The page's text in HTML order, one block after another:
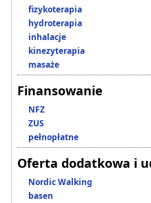
fizykoterapia
hydroterapia
inhalacje
kinezyterapia
masaże
Finansowanie
NFZ
ZUS
pełnopłatne
Oferta dodatkowa i
Nordic Walking
basen